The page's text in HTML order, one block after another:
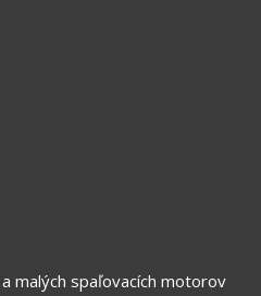
malých spaľovacích motorov